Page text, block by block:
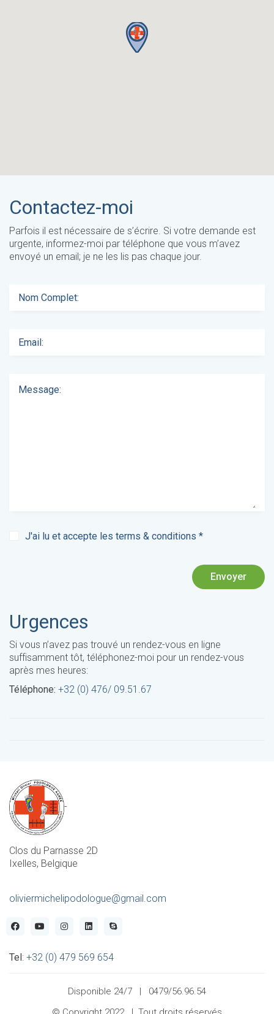
Contactez-moi
Parfois il est nécessaire de s’écrire. Si votre demande est
urgente, informez-moi par téléphone que vous m’avez
envoyé un email; je ne les lis pas chaque jour.
Nom Complet:
Email:
Message:
J'ai lu et accepte les terms & conditions *
Envoyer
Urgences
Si vous n’avez pas trouvé un rendez-vous en ligne
suffisamment tôt, téléphonez-moi pour un rendez-vous
après mes heures:
Téléphone: +32 (0) 476/ 09.51.67
-
Clos du Parnasse 2D
Ixelles, Belgique
oliviermichelipodologue@gmail.com
Tel: +32 (0) 479 569 654
Disponible 24/7 | 0479/56.96.54